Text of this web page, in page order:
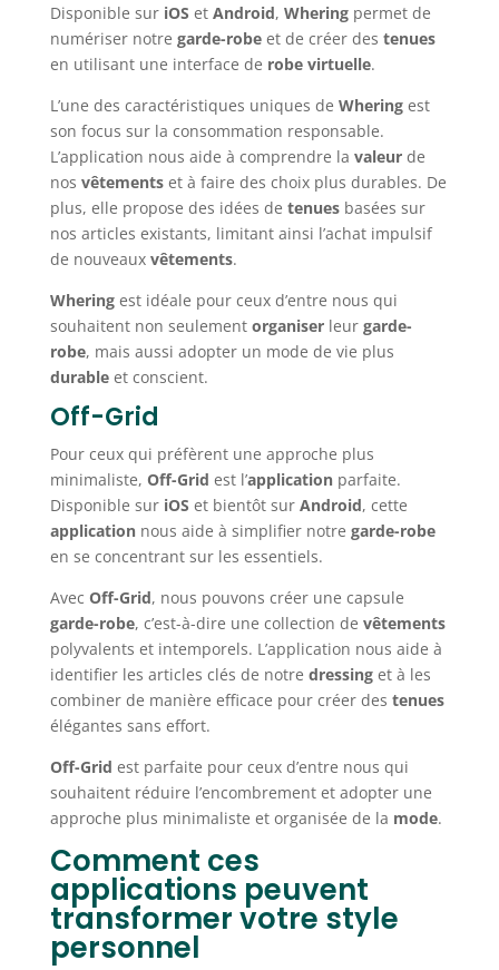
Disponible sur iOS et Android, Wheringpermet de
numériser notre garde-robeet de créer des tenues
en utilisant une interface de robe virtuelle.
L’une des caractéristiques uniques de Wheringest
son focus sur la consommation responsable.
L’application nous aide à comprendre la valeurde
nos vêtementset à faire des choix plus durables. De
plus, elle propose des idées de tenuesbasées sur
nos articles existants, limitant ainsi l’achat impulsif
de nouveaux vêtements.
Wheringest idéale pour ceux d’entre nous qui
souhaitent non seulement organiserleur garde-
robe, mais aussi adopter un mode de vie plus
durableet conscient.
Off-Grid
Pour ceux qui préfèrent une approche plus
minimaliste, Off-Grid est l’applicationparfaite.
Disponible sur iOS et bientôt sur Android, cette
applicationnous aide à simplifier notre garde-robe
en se concentrant sur les essentiels.
Avec Off-Grid, nous pouvons créer une capsule
garde-robe, c’est-à-dire une collection de vêtements
polyvalents et intemporels. L’application nous aide à
identifier les articles clés de notre dressinget à les
combiner de manière efficace pour créer des tenues
élégantes sans effort.
Off-Grid est parfaite pour ceux d’entre nous qui
souhaitent réduire l’encombrement et adopter une
approche plus minimaliste et organisée de la mode.
Comment ces
applications peuvent
transformer votre style
personnel